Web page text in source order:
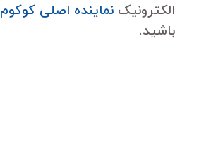
الکترونیک نماینده اصلی کوکوم
باشید.